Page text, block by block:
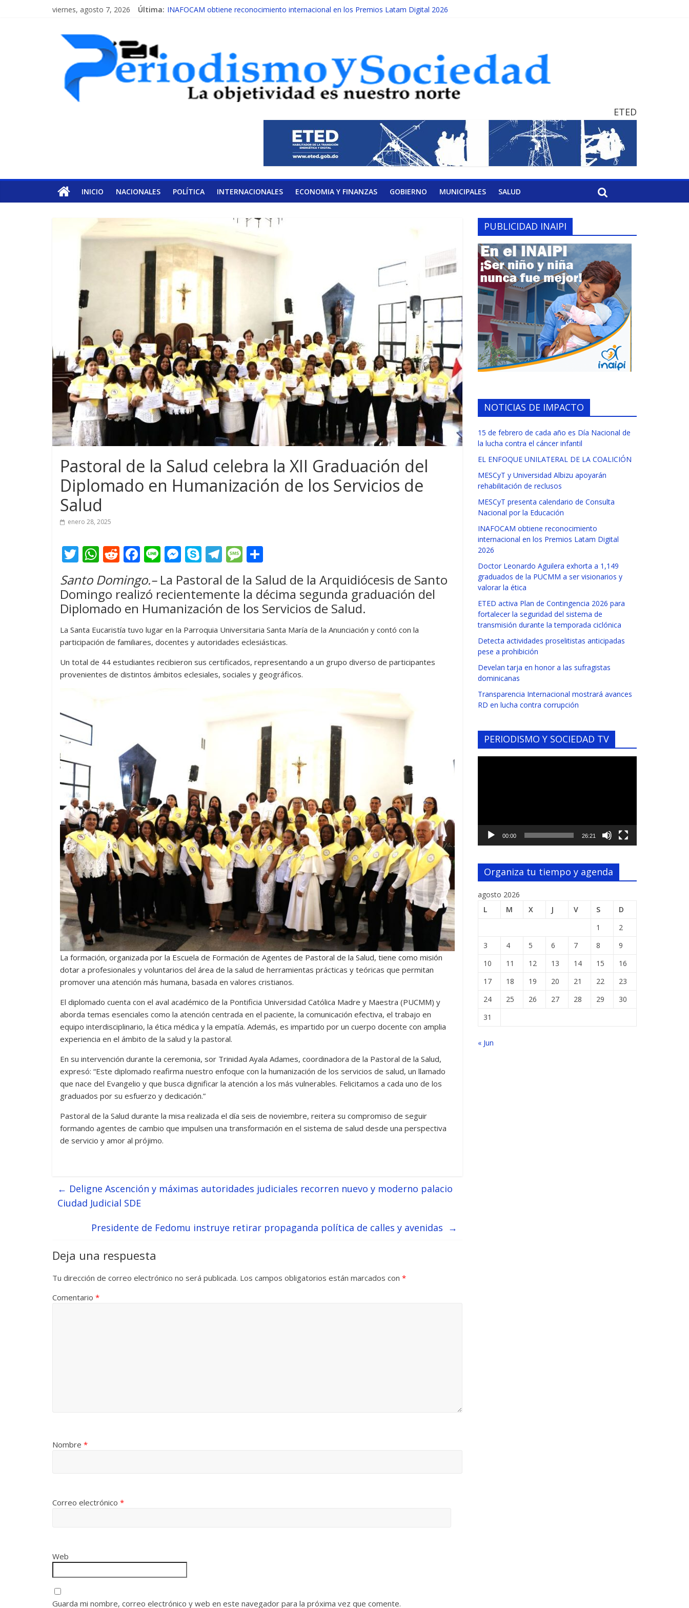
viernes, agosto 7, 2026 Última: INAFOCAM obtiene reconocimiento internacional en los Premios Latam Digital 2026
MESCyT presenta calendario de Consulta Nacional por la Educación
ETED
INICIO NACIONALES POLÍTICA INTERNACIONALES ECONOMIA Y FINANZAS GOBIERNO MUNICIPALES SALUD
Pastoral de la Salud celebra la XII Graduación del
Diplomado en Humanización de los Servicios de
Salud
enero 28, 2025
T
w
itt
er
W
h
at
s
A
p
p
R
e
d
di
t
F
e
b
o
o
k
Li
n
e
M
e
ss
e
n
g
er
S
y
p
e
T
el
e
gr
a
m
M
e
ss
a
g
e
o
m
p
ar
ti
r
Santo Domingo.–La Pastoral de la Salud de la Arquidiócesis de Santo
Domingo realizó recientemente la décima segunda graduación del
Diplomado en Humanización de los Servicios de Salud.
La Santa Eucaristía tuvo lugar en la Parroquia Universitaria Santa María de la Anunciación y contó con la
participación de familiares, docentes y autoridades eclesiásticas.
Un total de 44 estudiantes recibieron sus certificados, representando a un grupo diverso de participantes
provenientes de distintos ámbitos eclesiales, sociales y geográficos.
La formación, organizada por la Escuela de Formación de Agentes de Pastoral de la Salud, tiene como misión
dotar a profesionales y voluntarios del área de la salud de herramientas prácticas y teóricas que permitan
promover una atención más humana, basada en valores cristianos.
El diplomado cuenta con el aval académico de la Pontificia Universidad Católica Madre y Maestra (PUCMM) y
aborda temas esenciales como la atención centrada en el paciente, la comunicación efectiva, el trabajo en
equipo interdisciplinario, la ética médica y la empatía. Además, es impartido por un cuerpo docente con amplia
experiencia en el ámbito de la salud y la pastoral.
En su intervención durante la ceremonia, sor Trinidad Ayala Adames, coordinadora de la Pastoral de la Salud,
expresó: “Este diplomado reafirma nuestro enfoque con la humanización de los servicios de salud, un llamado
que nace del Evangelio y que busca dignificar la atención a los más vulnerables. Felicitamos a cada uno de los
graduados por su esfuerzo y dedicación.”
Pastoral de la Salud durante la misa realizada el día seis de noviembre, reitera su compromiso de seguir
formando agentes de cambio que impulsen una transformación en el sistema de salud desde una perspectiva
de servicio y amor al prójimo.
← Deligne Ascención y máximas autoridades judiciales recorren nuevo y moderno palacio
Ciudad Judicial SDE
Presidente de Fedomu instruye retirar propaganda política de calles y avenidas →
Deja una respuesta
Tu dirección de correo electrónico no será publicada. Los campos obligatorios están marcados con *
Comentario *
Nombre *
Correo electrónico *
Web
Guarda mi nombre, correo electrónico y web en este navegador para la próxima vez que comente.
PUBLICIDAD INAIPI
NOTICIAS DE IMPACTO
15 de febrero de cada año es Día Nacional de
la lucha contra el cáncer infantil
EL ENFOQUE UNILATERAL DE LA COALICIÓN
MESCyT y Universidad Albizu apoyarán
rehabilitación de reclusos
MESCyT presenta calendario de Consulta
Nacional por la Educación
INAFOCAM obtiene reconocimiento
internacional en los Premios Latam Digital
2026
Doctor Leonardo Aguilera exhorta a 1,149
graduados de la PUCMM a ser visionarios y
valorar la ética
ETED activa Plan de Contingencia 2026 para
fortalecer la seguridad del sistema de
transmisión durante la temporada ciclónica
Detecta actividades proselitistas anticipadas
pese a prohibición
Develan tarja en honor a las sufragistas
dominicanas
Transparencia Internacional mostrará avances
RD en lucha contra corrupción
PERIODISMO Y SOCIEDAD TV
00:00 26:21
Organiza tu tiempo y agenda
agosto 2026
L
M X J V S
D
1
2
3
4 5 6 7 8
9
10
11 12 13 14 15
16
17
18 19 20 21 22
23
24
25 26 27 28 29
30
31
« Jun